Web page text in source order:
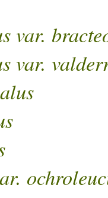
var.
var.